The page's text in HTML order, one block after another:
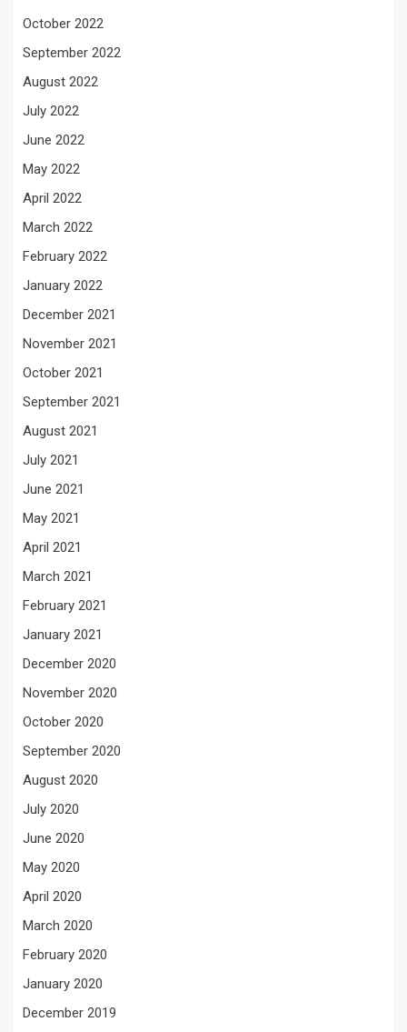
October 2022
September 2022
August 2022
July 2022
June 2022
May 2022
April 2022
March 2022
February 2022
January 2022
December 2021
November 2021
October 2021
September 2021
August 2021
July 2021
June 2021
May 2021
April 2021
March 2021
February 2021
January 2021
December 2020
November 2020
October 2020
September 2020
August 2020
July 2020
June 2020
May 2020
April 2020
March 2020
February 2020
January 2020
December 2019